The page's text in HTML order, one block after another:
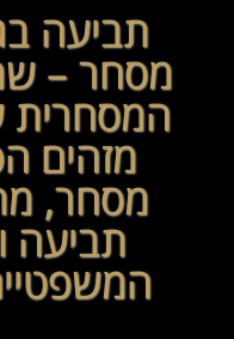
תביעה
מסחר –
המסחרית
מזהים
מסחר,
תביעה